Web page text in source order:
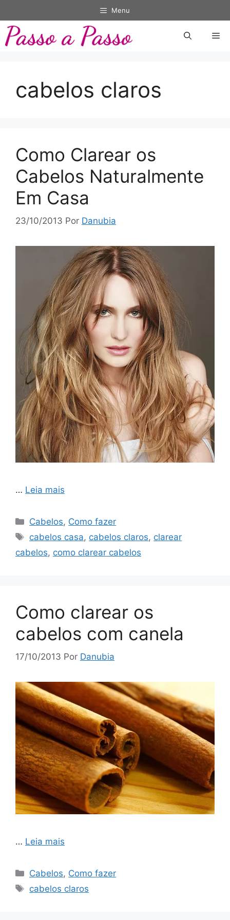
para
conteúdo
Menu
cabelos claros
Como Clarear os
Cabelos Naturalmente
Em Casa
23/10/2013 Por Danubia
… Leia mais
Categorias
Cabelos, Como fazer
Tags
cabelos casa, cabelos claros, clarear
cabelos, como clarear cabelos
Como clarear os
cabelos com canela
17/10/2013 Por Danubia
… Leia mais
Categorias
Cabelos, Como fazer
Tags
cabelos claros